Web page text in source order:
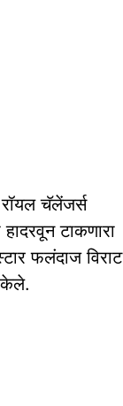
चॅलेंजर्स
टाकणारा
फलंदाज विराट
केले.